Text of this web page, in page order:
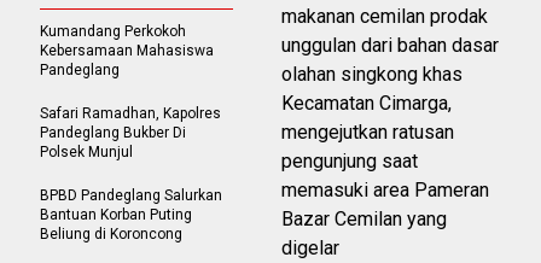
makanan cemilan prodak
unggulan dari bahan dasar
olahan singkong khas
Kecamatan Cimarga,
mengejutkan ratusan
pengunjung saat
memasuki area Pameran
Bazar Cemilan yang
digelar
Kumandang Perkokoh
Kebersamaan Mahasiswa
Pandeglang
Safari Ramadhan, Kapolres
Pandeglang Bukber Di
Polsek Munjul
BPBD Pandeglang Salurkan
Bantuan Korban Puting
Beliung di Koroncong